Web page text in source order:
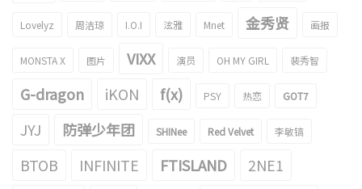
Lovelyz 周洁琼 I.O.I 泫雅 Mnet 金秀贤 画报
MONSTA X 图片 VIXX 演员 OH MY GIRL 裴秀智
G-dragon iKON f(x) PSY 热恋 GOT7
JYJ 防弹少年团 SHINee Red Velvet 李敏镐
BTOB INFINITE FTISLAND
2NE1